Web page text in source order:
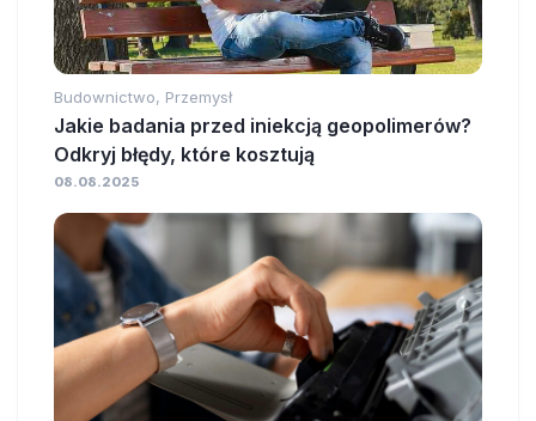
Budownictwo, Przemysł
Jakie badania przed iniekcją geopolimerów?
Odkryj błędy, które kosztują
08.08.2025